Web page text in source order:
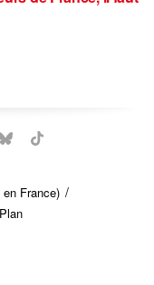
France)
Plan